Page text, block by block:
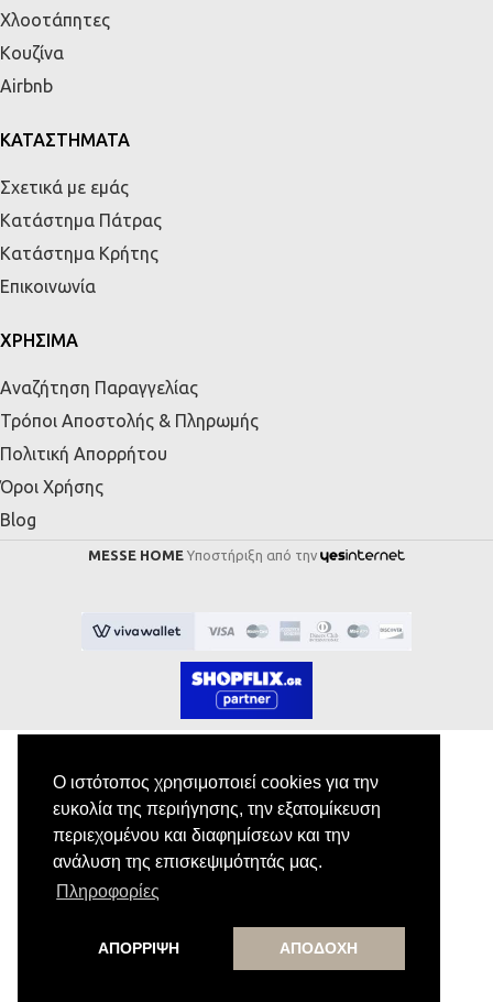
Ο ιστότοπος χρησιμοποιεί cookies για την
ευκολία της περιήγησης, την εξατομίκευση
περιεχομένου και διαφημίσεων και την
ανάλυση της επισκεψιμότητάς μας.
Πληροφορίες
ΑΠΟΡΡΙΨΗ ΑΠΟΔΟΧΗ
Χλοοτάπητες
Κουζίνα
Airbnb
ΚΑΤΑΣΤΗΜΑΤΑ
Σχετικά με εμάς
Κατάστημα Πάτρας
Κατάστημα Κρήτης
Επικοινωνία
ΧΡΗΣΙΜΑ
Αναζήτηση Παραγγελίας
Τρόποι Αποστολής & Πληρωμής
Πολιτική Απορρήτου
Όροι Χρήσης
Blog
MESSE HOME Υποστήριξη από την
Εγγραφή στο Newsletter
Κάνε εγγραφή στο newsletter μας για να
λαμβάνεις αποκλειστικές προσφορές.